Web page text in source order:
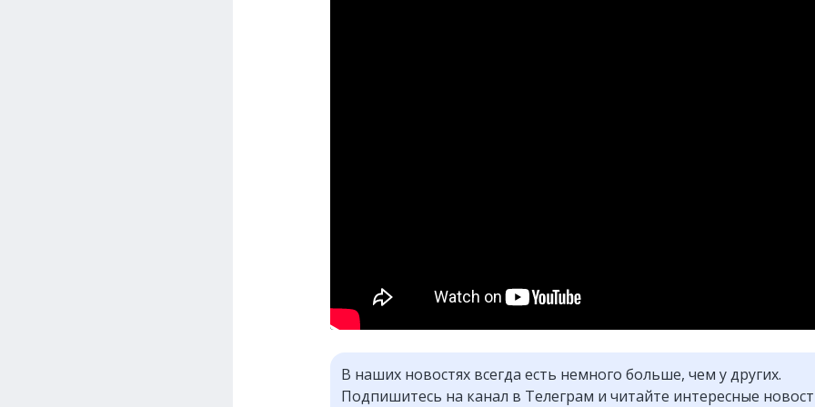
В наших новостях всегда есть немного больше, чем у других.
Подпишитесь на канал в Телеграм и читайте интересные